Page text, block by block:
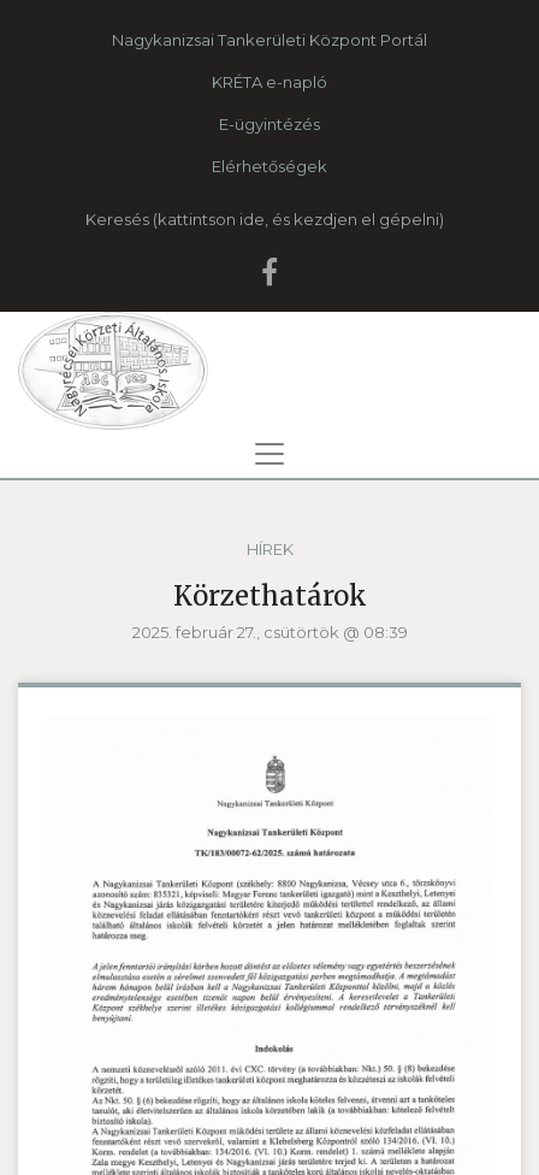
Nagykanizsai Tankerületi Központ Portál
KRÉTA e-napló
E-ügyintézés
Elérhetőségek
Keresés
HÍREK
Körzethatárok
2025. február 27., csütörtök @ 08:39